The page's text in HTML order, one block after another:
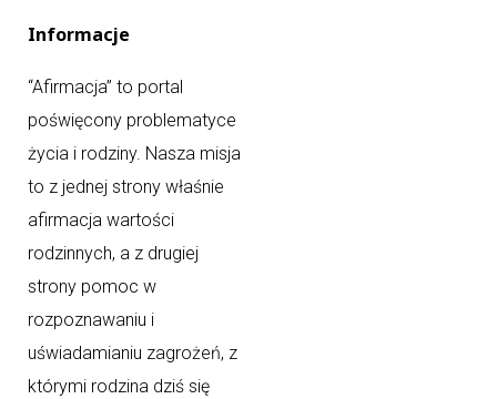
Informacje
“Afirmacja” to portal
poświęcony problematyce
życia i rodziny. Nasza misja
to z jednej strony właśnie
afirmacja wartości
rodzinnych, a z drugiej
strony pomoc w
rozpoznawaniu i
uświadamianiu zagrożeń, z
którymi rodzina dziś się